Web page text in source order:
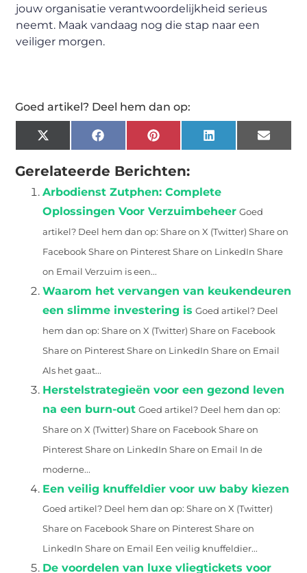
jouw organisatie verantwoordelijkheid serieus
neemt. Maak vandaag nog die stap naar een
veiliger morgen.
Goed artikel? Deel hem dan op:
X
(Twitter)
FacebookPinterestLinkedIn Email
Gerelateerde Berichten:
Arbodienst Zutphen: Complete
Oplossingen Voor Verzuimbeheer Goed
artikel? Deel hem dan op: Share on X (Twitter) Share on
Facebook Share on Pinterest Share on LinkedIn Share
on Email Verzuim is een...
Waarom het vervangen van keukendeuren
een slimme investering is Goed artikel? Deel
hem dan op: Share on X (Twitter) Share on Facebook
Share on Pinterest Share on LinkedIn Share on Email
Als het gaat...
Herstelstrategieën voor een gezond leven
na een burn-out Goed artikel? Deel hem dan op:
Share on X (Twitter) Share on Facebook Share on
Pinterest Share on LinkedIn Share on Email In de
moderne...
Een veilig knuffeldier voor uw baby kiezen
Goed artikel? Deel hem dan op: Share on X (Twitter)
Share on Facebook Share on Pinterest Share on
LinkedIn Share on Email Een veilig knuffeldier...
De voordelen van luxe vliegtickets voor